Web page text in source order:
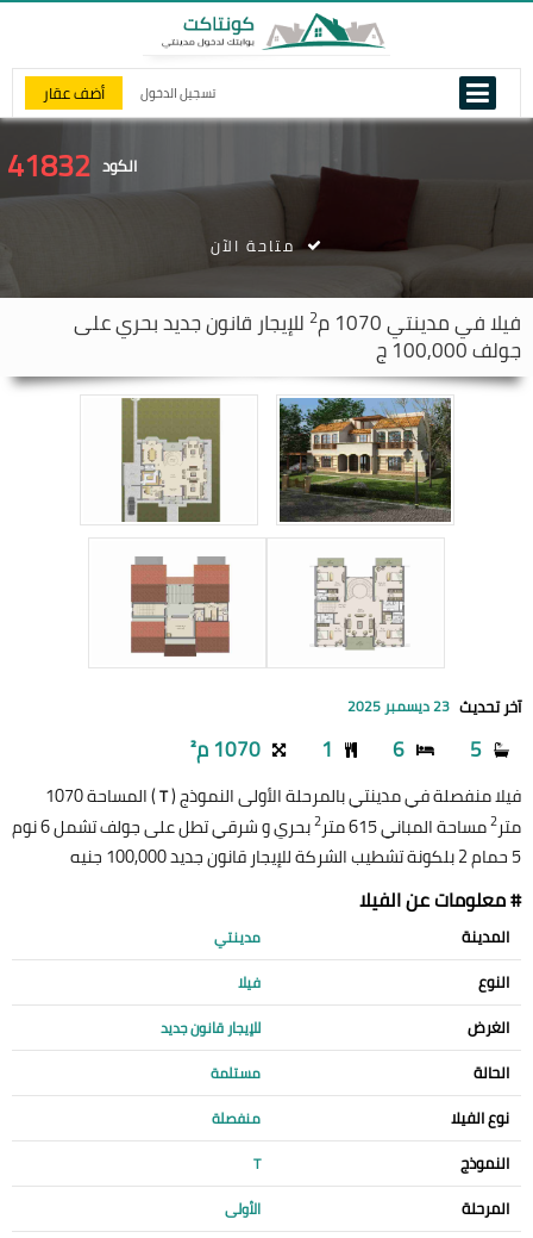
تسجيل الدخول أضف عقار
الكود 41832
فيلا فيمدينتي 2 للإيجار قانون جديد بحري على
جولف 100,000 ج
متاحة الآن
آخر تحديث 23 ديسمبر 2025
5
6
1 1070 م²
فيلا منفصلة في مدينتي بالمرحلة الأولى النموذج (T
) المساحة 1070
متر2مساحة المباني 615 متر 2
بحري و شرقي تطل على جولف تشمل 6 نوم
5 حمام 2 بلكونة تشطيب الشركة للإيجار قانون جديد 100,000 جنيه
# معلومات عن الفيلا
المدينة مدينتي
النوع فيلا
الغرض للإيجار قانون جديد
الحالة مستلمة
نوع الفيلا منفصلة
النموذج T
المرحلة الأولى